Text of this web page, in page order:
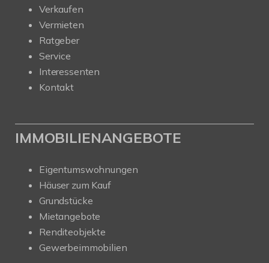
Verkaufen
Vermieten
Ratgeber
Service
Interessenten
Kontakt
IMMOBILIENANGEBOTE
Eigentumswohnungen
Häuser zum Kauf
Grundstücke
Mietangebote
Renditeobjekte
Gewerbeimmobilien